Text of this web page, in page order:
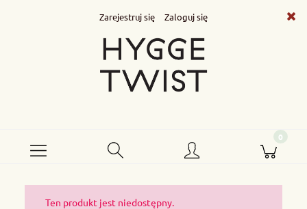
Zarejestruj się Zaloguj się
Ten produkt jest niedostępny.